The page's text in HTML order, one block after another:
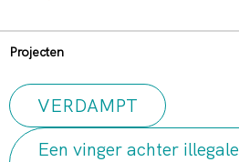
Projecten
VERDAMPT
Een vinger achter